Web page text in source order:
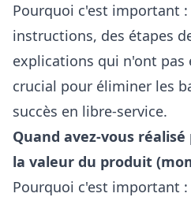
Pourquoi c'est important :
instructions, des étapes
explications qui n'ont
crucial pour éliminer les
succès en libre-service.
Quand avez-vous
la valeur du produit
Pourquoi c'est important